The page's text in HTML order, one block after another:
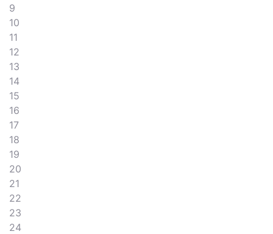
9
10
11
12
13
14
15
16
17
18
19
20
21
22
23
24